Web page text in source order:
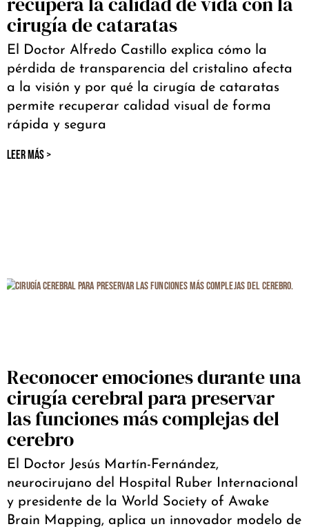
cirugía de cataratas
El Doctor Alfredo Castillo explica cómo la
pérdida de transparencia del cristalino afecta
a la visión y por qué la cirugía de cataratas
permite recuperar calidad visual de forma
rápida y segura
LEER MÁS >
Reconocer emociones durante una
cirugía cerebral para preservar
las funciones más complejas del
cerebro
El Doctor Jesús Martín-Fernández,
neurocirujano del Hospital Ruber Internacional
y presidente de la World Society of Awake
Brain Mapping, aplica un innovador modelo de